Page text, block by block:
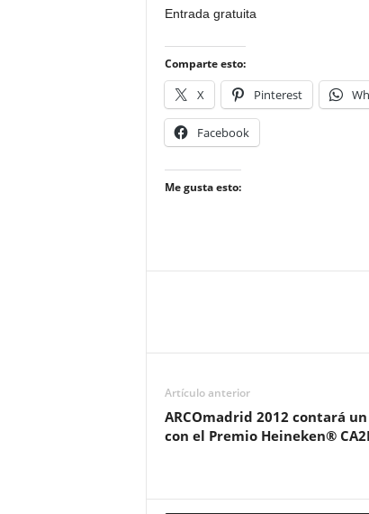
Entrada gratuita
Comparte esto:
X Pinterest
Facebook
Me gusta esto:
Artículo anterior
ARCOmadrid 2012 contará
con el Premio Heineken®